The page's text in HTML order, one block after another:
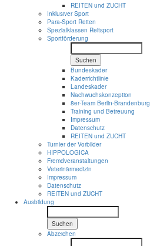
REITEN und ZUCHT
Inklusiver Sport
Para-Sport Reiten
Spezialklassen Reitsport
Sportförderung
Suchen
Bundeskader
Kaderrichtlinie
Landeskader
Nachwuchskonzeption
8er-Team Berlin-Brandenburg
Training und Betreuung
Impressum
Datenschutz
REITEN und ZUCHT
Turnier der Vorbilder
HIPPOLOGICA
Fremdveranstaltungen
Veterinärmedizin
Impressum
Datenschutz
REITEN und ZUCHT
Ausbildung
Suchen
Abzeichen